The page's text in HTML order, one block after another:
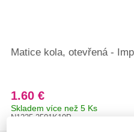
Matice kola, otevřená -
1.60 €
Skladem více než 5 Ks
N1225 2501K19P